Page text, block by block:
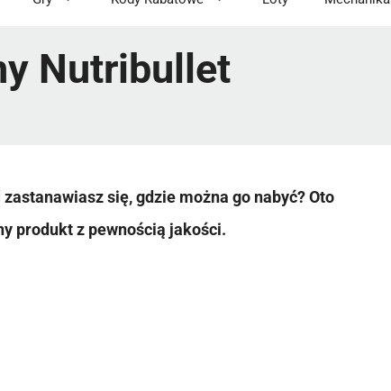
Nutribullet
się, gdzie można go nabyć? Oto
produkt z pewnością jakości.